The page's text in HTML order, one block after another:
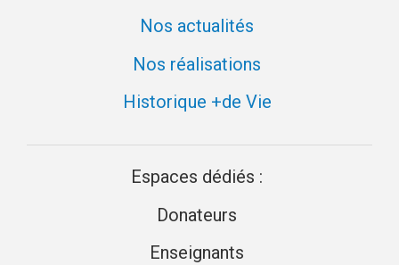
Nos actualités
Nos réalisations
Historique +de Vie
Espaces dédiés :
Donateurs
Enseignants